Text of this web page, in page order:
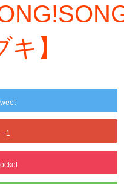
】
+1